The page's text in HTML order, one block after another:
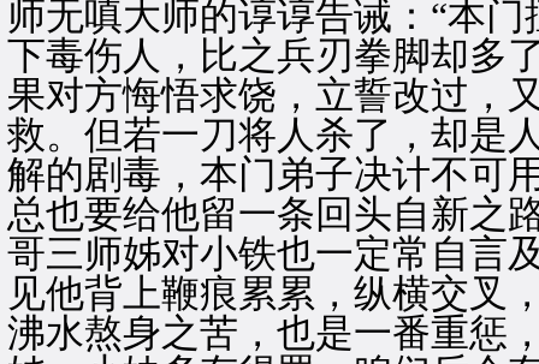
师无嗔大师的谆谆告诫：“本
下毒伤人，比之兵刃拳脚却多
果对方悔悟求饶，立誓改过，
救。但若一刀将人杀了，却是
解的剧毒，本门弟子决计不可
总也要给他留一条回头自新之
哥三师姊对小铁也一定常自言
见他背上鞭痕累累，纵横交叉
沸水熬身之苦，也是一番重惩